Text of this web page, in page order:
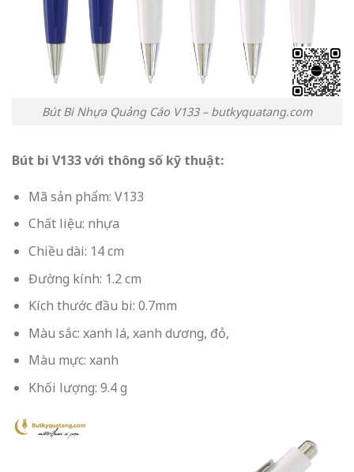
Bút Bi Nhựa Quảng Cáo V133 – butkyquatang.com
Bút bi V133 với thông số kỹ thuật:
Mã sản phẩm: V133
Chất liệu: nhựa
Chiều dài: 14 cm
Đường kính: 1.2 cm
Kích thước đầu bi: 0.7mm
Màu sắc: xanh lá, xanh dương, đỏ,
Màu mực: xanh
Khối lượng: 9.4 g